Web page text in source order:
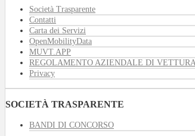
Società Trasparente
Contatti
Carta dei Servizi
OpenMobilityData
MUVT.APP
REGOLAMENTO AZIENDALE DI
Privacy
SOCIETÀ TRASPARENTE
BANDI DI CONCORSO